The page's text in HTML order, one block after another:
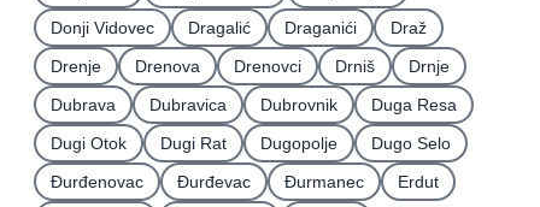
Donji Vidovec
Dragalić Draganići
Draž
Drenje
Drenova Drenovci Drniš
Drnje
Dubrava
Dubravica Dubrovnik
Duga Resa
Dugi Otok
Dugi Rat Dugopolje
Dugo Selo
Ðurđenovac
Ðurđevac Ðurmanec Erdut